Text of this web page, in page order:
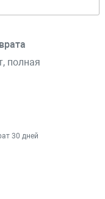
полная
30 дней